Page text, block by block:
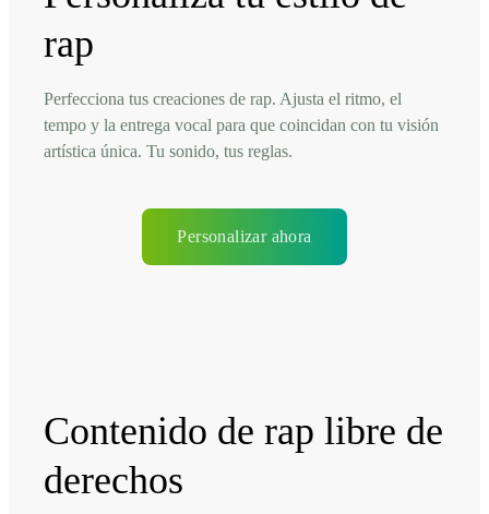
rap
Perfecciona tus creaciones de rap. Ajusta el ritmo, el
tempo y la entrega vocal para que coincidan con tu visión
artística única. Tu sonido, tus reglas.
Personalizar ahora
Contenido de rap libre de
derechos